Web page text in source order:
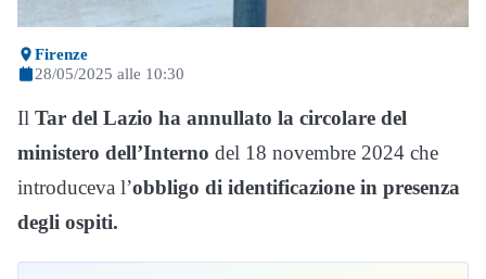
Firenze
28/05/2025 alle 10:30
Il Tar del Lazio ha annullato la circolare del
ministero dell’Interno del 18 novembre 2024 che
introduceva l’obbligo di identificazione in presenza
degli ospiti.